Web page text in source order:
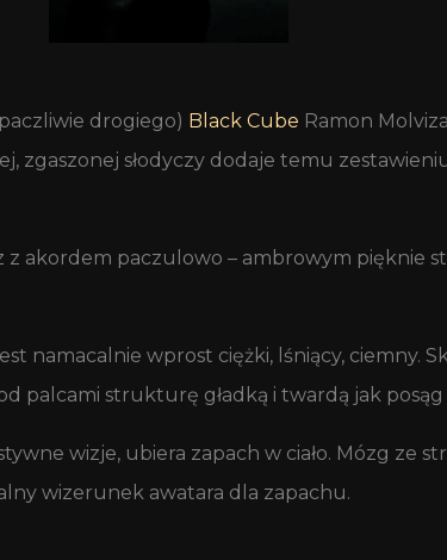
drogiego) Black Cube Ramon
zgaszonej słodyczy dodaje temu
akordem paczulowo – ambrowym pięknie
namacalnie wprost ciężki, lśniący, ciemny.
palcami strukturę gładką i twardą jak posąg
wizje, ubiera zapach w ciało. Mózg ze
wizerunek awatara dla zapachu.